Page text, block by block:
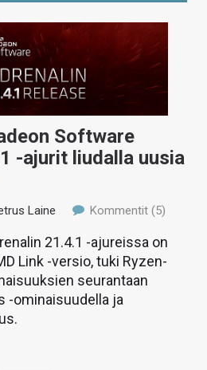
Software
-ajurit liudalla uusia
Laine Kommentit (5)
21.4.1 -ajureissa on
Link -versio, tuki Ryzen-
seurantaan
-ominaisuudella ja